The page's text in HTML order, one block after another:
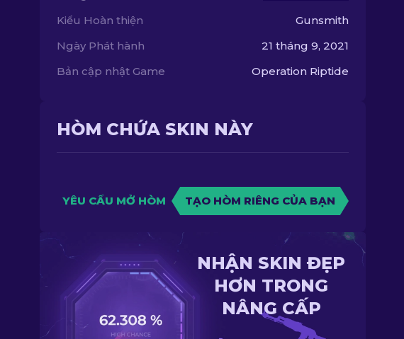
Kiểu Hoàn thiện
Gunsmith
Ngày Phát hành
21 tháng 9, 2021
Bản cập nhật Game
Operation Riptide
HÒM CHỨA SKIN NÀY
YÊU CẦU MỞ HÒM TẠO HÒM RIÊNG CỦA BẠN
NHẬN SKIN ĐẸP
HƠN TRONG
NÂNG CẤP